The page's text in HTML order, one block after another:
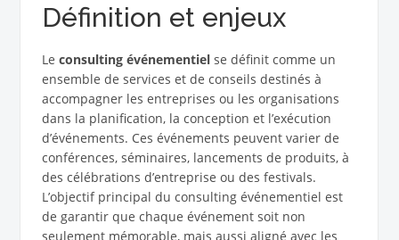
Définition et enjeux
Le consulting événementielse définit comme un
ensemble de services et de conseils destinés à
accompagner les entreprises ou les organisations
dans la planification, la conception et l’exécution
d’événements. Ces événements peuvent varier de
conférences, séminaires, lancements de produits, à
des célébrations d’entreprise ou des festivals.
L’objectif principal du consulting événementiel est
de garantir que chaque événement soit non
seulement mémorable, mais aussi aligné avec les